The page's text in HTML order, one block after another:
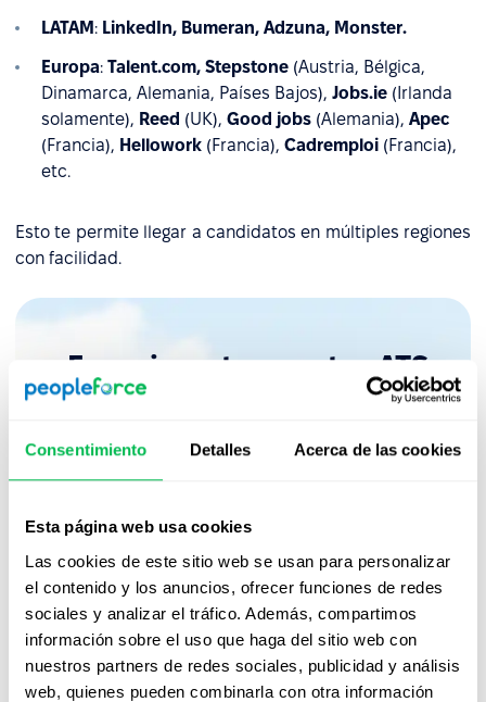
Consentimiento Detalles Acerca de las cookies
Esta página web usa cookies
Las cookies de este sitio web se usan para personalizar
el contenido y los anuncios, ofrecer funciones de redes
sociales y analizar el tráfico. Además, compartimos
información sobre el uso que haga del sitio web con
nuestros partners de redes sociales, publicidad y análisis
web, quienes pueden combinarla con otra información
LATAM : LinkedIn, Bumeran, Adzuna, Monster.
Europa: Talent.com, Stepstone (Austria, Bélgica,
Dinamarca, Alemania, Países Bajos), Jobs.ie (Irlanda
solamente), Reed (UK), Good jobs (Alemania), Apec
(Francia), Hellowork (Francia), Cadremploi (Francia),
etc.
Esto te permite llegar a candidatos en múltiples regiones
con facilidad.
¡Experimenta nuestro ATS
Explora las funciones de multiposting y nuestro
Solicita una demo
¿Cómo publicar múltiples